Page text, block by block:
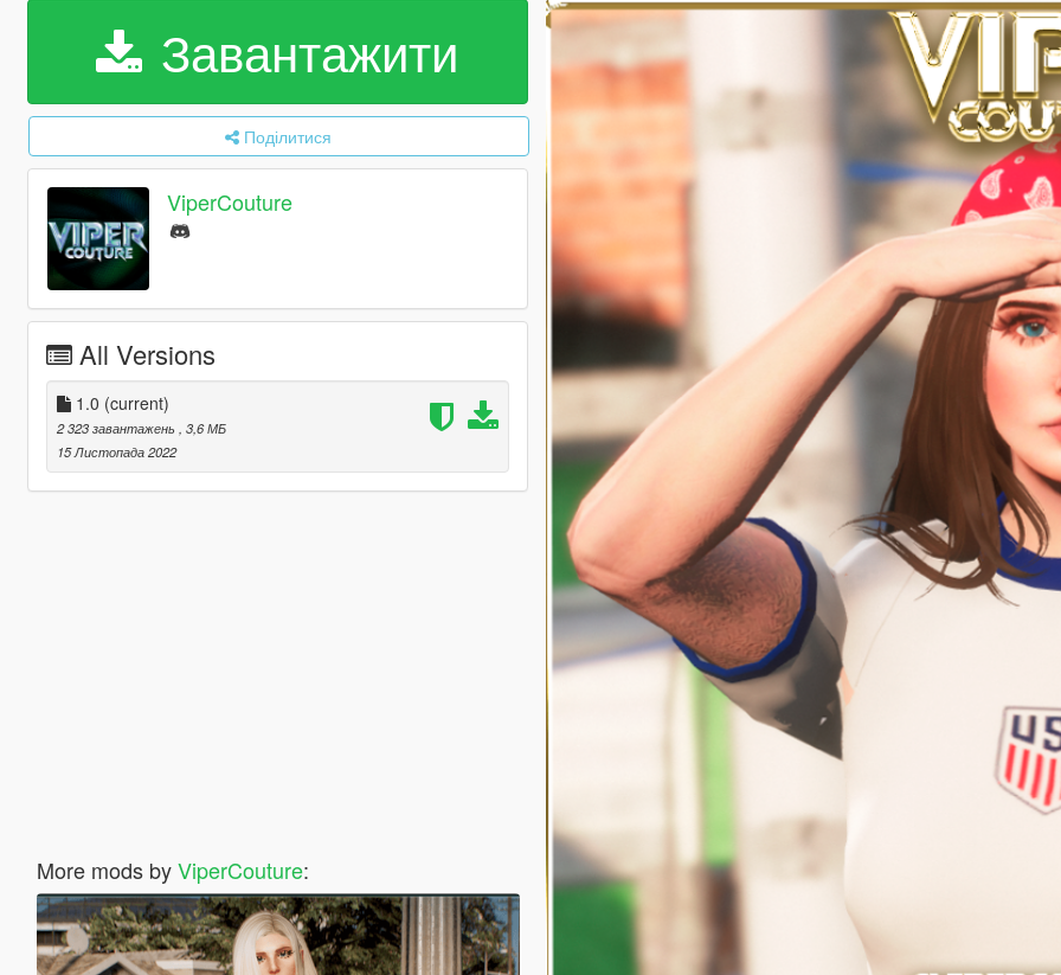
Завантажити
Поділитися
ViperCouture
All Versions
1.0 (current)
2 323 завантажень
, 3,6 МБ
15 Листопада 2022
More mods byViperCouture: